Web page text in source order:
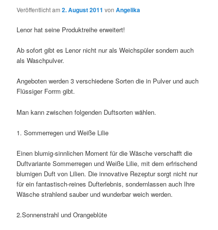
Veröffentlicht am2. August 2011 vonAngelika
Lenor hat seine Produktreihe erweitert!
Ab sofort gibt es Lenor nicht nur als Weichspüler sondern auch
als Waschpulver.
Angeboten werden 3 verschiedene Sorten die in Pulver und auch
Flüssiger Forrm gibt.
Man kann zwischen folgenden Duftsorten wählen.
1. Sommerregen und Weiße Lilie
Einen blumig-sinnlichen Moment für die Wäsche verschafft die
Duftvariante Sommerregen und Weiße Lilie, mit dem erfrischend
blumigen Duft von Lilien. Die innovative Rezeptur sorgt nicht nur
für ein fantastisch-reines Dufterlebnis, sondernlassen auch Ihre
Wäsche strahlend sauber und wunderbar weich werden.
2.Sonnenstrahl und Orangeblüte